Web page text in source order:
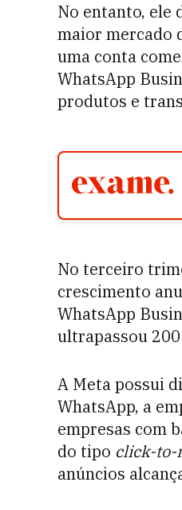
No entanto, ele
maior mercado
uma conta
WhatsApp
produtos e
No terceiro
crescimento
WhatsApp
ultrapassou
A Meta possui
WhatsApp, a
empresas com
do tipo click-to-
anúncios